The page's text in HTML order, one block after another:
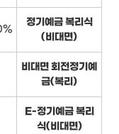
정기예금 복리식
(비대면)
비대면 회전정기예
금(복리)
E-정기예금 복리
식(비대면)